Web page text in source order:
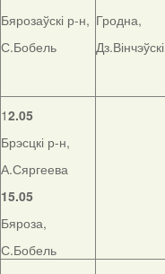
Бярозаўскі р-н,
С.Бобель
Гродна,
Дз.Вінчэўскі
12.05
Брэсцкі р-н,
А.Сяргеева
15.05
Бяроза,
С.Бобель